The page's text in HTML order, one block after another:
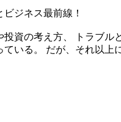
ジネス最前線！
資の考え方、 トラブ
いる。 だが、それ以